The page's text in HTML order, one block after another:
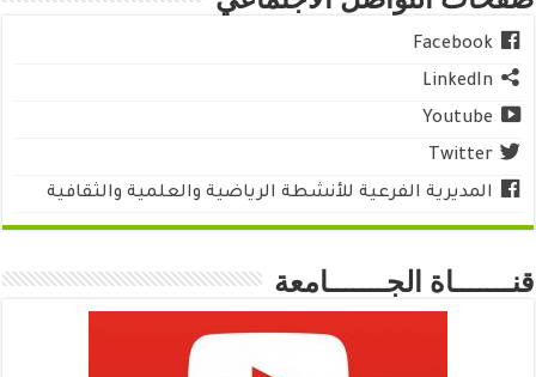
Facebook
LinkedIn
Youtube
Twitter
المديرية الفرعية للأنشطة الرياضية والعلمية والثقافية
قنـــــــاة الجـــــــامعة